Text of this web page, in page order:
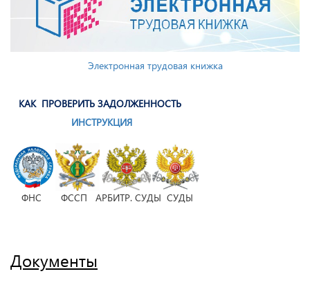
Электронная трудовая книжка
КАК ПРОВЕРИТЬ ЗАДОЛЖЕННОСТЬ
ИНСТРУКЦИЯ
ФНС ФССП АРБИТР. СУДЫ СУДЫ
Документы